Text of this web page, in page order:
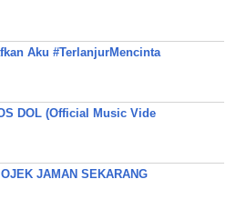
Aku #TerlanjurMencinta
DOL (Official Music Vide
JAMAN SEKARANG